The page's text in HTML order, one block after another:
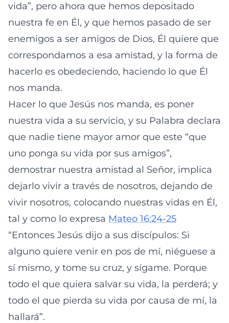
vida”, pero ahora que hemos depositado
nuestra fe en Él, y que hemos pasado de ser
enemigos a ser amigos de Dios, Él quiere que
correspondamos a esa amistad, y la forma de
hacerlo es obedeciendo, haciendo lo que Él
nos manda.
Hacer lo que Jesús nos manda, es poner
nuestra vida a su servicio, y su Palabra declara
que nadie tiene mayor amor que este “que
uno ponga su vida por sus amigos”,
demostrar nuestra amistad al Señor, implica
dejarlo vivir a través de nosotros, dejando de
vivir nosotros, colocando nuestras vidas en Él,
tal y como lo expresa Mateo 16:24-25
“Entonces Jesús dijo a sus discípulos: Si
alguno quiere venir en pos de mí, niéguese a
sí mismo, y tome su cruz, y sígame. Porque
todo el que quiera salvar su vida, la perderá; y
todo el que pierda su vida por causa de mí, la
hallará”.